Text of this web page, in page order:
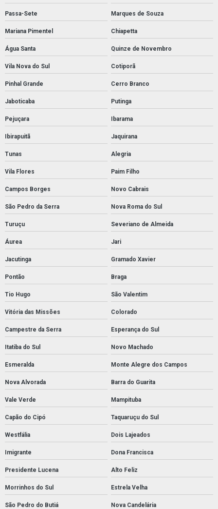
Passa-Sete Marques de Souza
Mariana Pimentel Chiapetta
Água Santa Quinze de Novembro
Vila Nova do Sul Cotiporã
Pinhal Grande Cerro Branco
Jaboticaba Putinga
Pejuçara Ibarama
Ibirapuitã Jaquirana
Tunas Alegria
Vila Flores Paim Filho
Campos Borges Novo Cabrais
São Pedro da Serra Nova Roma do Sul
Turuçu Severiano de Almeida
Áurea Jari
Jacutinga Gramado Xavier
Pontão Braga
Tio Hugo São Valentim
Vitória das Missões Colorado
Campestre da Serra Esperança do Sul
Itatiba do Sul Novo Machado
Esmeralda Monte Alegre dos Campos
Nova Alvorada Barra do Guarita
Vale Verde Mampituba
Capão do Cipó Taquaruçu do Sul
Westfália Dois Lajeados
Imigrante Dona Francisca
Presidente Lucena Alto Feliz
Morrinhos do Sul Estrela Velha
São Pedro do Butiá Nova Candelária